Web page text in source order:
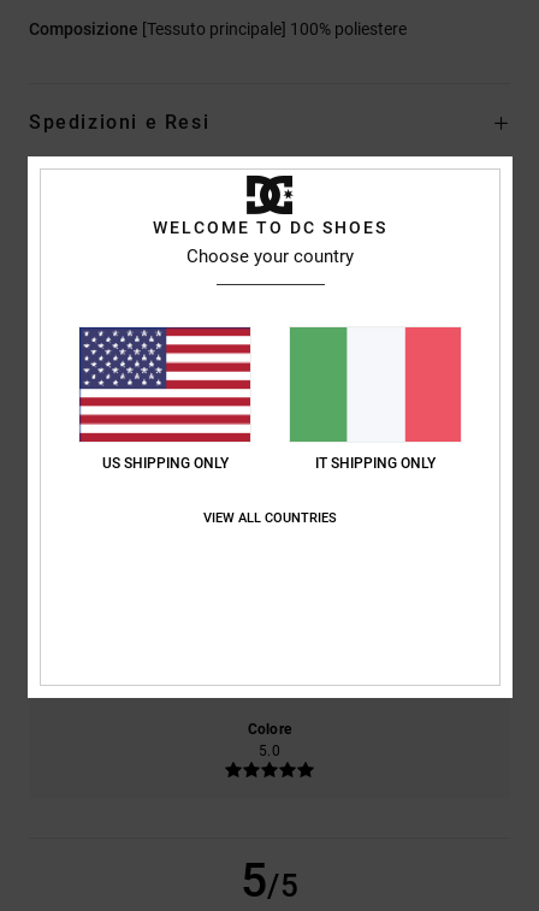
Composizione [Tessuto principale] 100% poliestere
Spedizioni e Resi
Recensioni dei clienti
5.0
Il 100% dei nostri clienti consiglia questo prodotto
Colore
5.0
5/5
WELCOME TO DC SHOES
Choose your country
US SHIPPING ONLY IT SHIPPING ONLY
VIEW ALL COUNTRIES